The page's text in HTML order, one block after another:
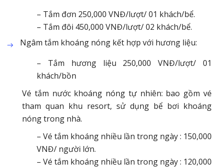
– Tắm đơn 250,000 VNĐ/lượt/ 01 khách/bể.
– Tắm đôi 450,000 VNĐ/lượt/ 02 khách/bể.
Ngâm tắm khoáng nóng kết hợp với hương liệu:
– Tắm hương liệu 250,000 VNĐ/lượt/ 01
khách/bồn
Vé tắm nước khoáng nóng tự nhiên: bao gồm vé
tham quan khu resort, sử dụng bể bơi khoáng
nóng trong nhà.
– Vé tắm khoáng nhiều lần trong ngày : 150,000
VNĐ/ người lớn.
– Vé tắm khoáng nhiều lần trong ngày : 120,000